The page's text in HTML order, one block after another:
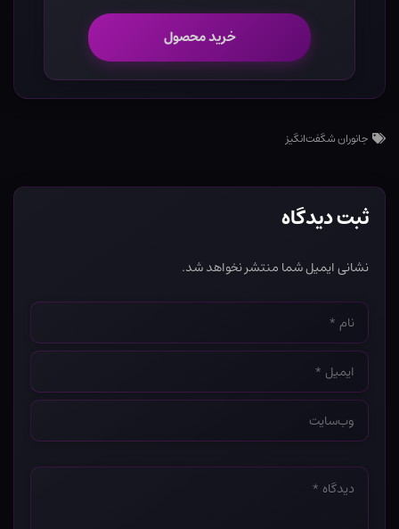
خرید محصول
جانوران شگفت‌انگیز
ثبت دیدگاه
نشانی ایمیل شما منتشر نخواهد شد.
نام
*
ایمیل
*
وب‌سایت
*
دیدگاه